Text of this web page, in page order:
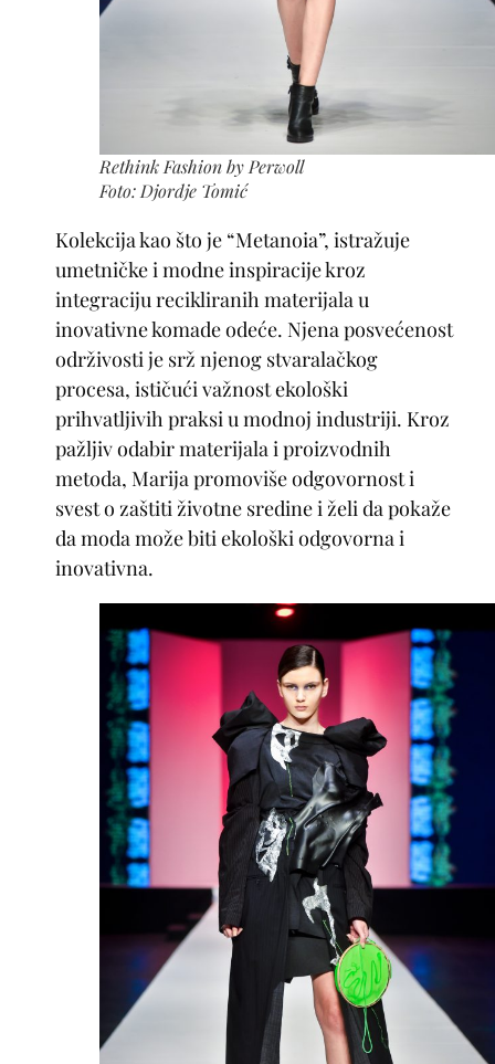
Rethink Fashion by Perwoll
Foto: Djordje Tomić
Kolekcija kao što je “Metanoia”, istražuje
umetničke i modne inspiracije kroz
integraciju recikliranih materijala u
inovativne komade odeće. Njena posvećenost
održivosti je srž njenog stvaralačkog
procesa, ističući važnost ekološki
prihvatljivih praksi u modnoj industriji. Kroz
pažljiv odabir materijala i proizvodnih
metoda, Marija promoviše odgovornost i
svest o zaštiti životne sredine i želi da pokaže
da moda može biti ekološki odgovorna i
inovativna.